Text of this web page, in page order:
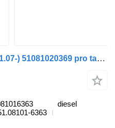
Potrubí MAN TGS 26.360 (01.07-) 51081020369 pro tahače MAN TGL, TGM, TGS, TGX (2005-2021)
6363
diesel